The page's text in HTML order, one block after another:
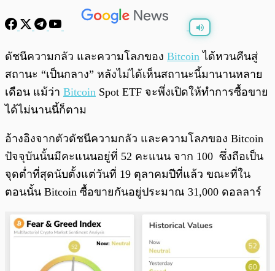
พร้อมเล่น 0:00 0:00
ดัชนีความกลัว และความโลภของ Bitcoin ได้หวนคืนสู่
สถานะ “เป็นกลาง” หลังไม่ได้เห็นสถานะนี้มานานหลาย
เดือน แม้ว่า Bitcoin Spot ETF จะพึ่งเปิดให้ทำการซื้อขาย
ได้ไม่นานนี้ก็ตาม
อ้างอิงจากตัวดัชนีความกลัว และความโลภของ Bitcoin
ปัจจุบันนั้นมีคะแนนอยู่ที่ 52 คะแนน จาก 100 ซึ่งถือเป็น
จุดต่ำที่สุดนับตั้งแต่วันที่ 19 ตุลาคมปีที่แล้ว ขณะที่ใน
ตอนนั้น Bitcoin ซื้อขายกันอยู่ประมาณ 31,000 ดอลลาร์